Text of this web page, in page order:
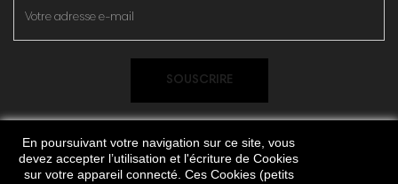
SOUSCRIRE
En poursuivant votre navigation sur ce site, vous
devez accepter l’utilisation et l'écriture de Cookies
sur votre appareil connecté. Ces Cookies (petits